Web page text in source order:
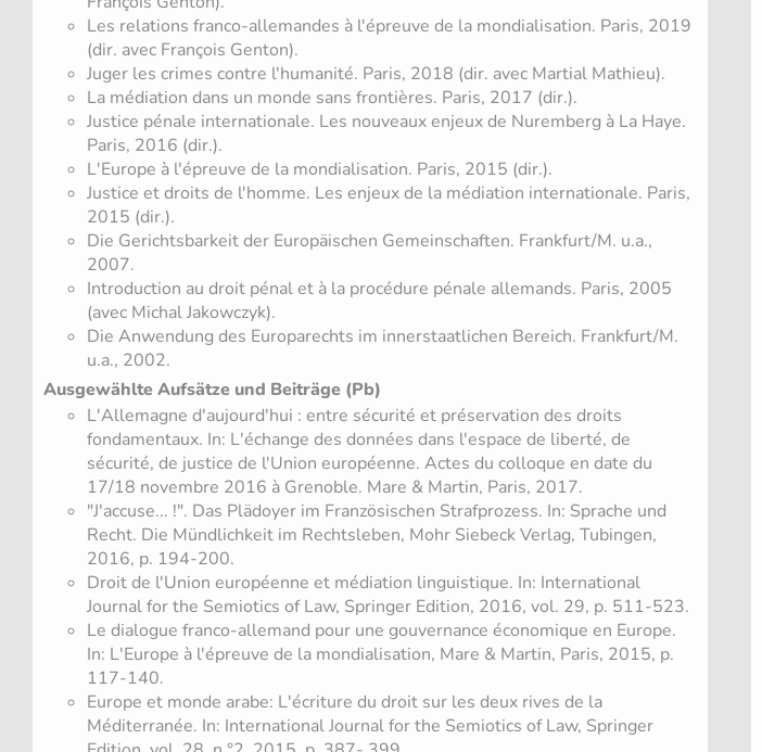
Les relations franco-allemandes à l'épreuve de la mondialisation. Paris, 2019
(dir. avec François Genton).
Juger les crimes contre l'humanité. Paris, 2018 (dir. avec Martial Mathieu).
La médiation dans un monde sans frontières. Paris, 2017 (dir.).
Justice pénale internationale. Les nouveaux enjeux de Nuremberg à La Haye.
Paris, 2016 (dir.).
L'Europe à l'épreuve de la mondialisation. Paris, 2015 (dir.).
Justice et droits de l'homme. Les enjeux de la médiation internationale. Paris,
2015 (dir.).
Die Gerichtsbarkeit der Europäischen Gemeinschaften. Frankfurt/M. u.a.,
2007.
Introduction au droit pénal et à la procédure pénale allemands. Paris, 2005
(avec Michal Jakowczyk).
Die Anwendung des Europarechts im innerstaatlichen Bereich. Frankfurt/M.
u.a., 2002.
Ausgewählte Aufsätze und Beiträge (Pb)
L'Allemagne d'aujourd'hui : entre sécurité et préservation des droits
fondamentaux. In: L'échange des données dans l'espace de liberté, de
sécurité, de justice de l'Union européenne. Actes du colloque en date du
17/18 novembre 2016 à Grenoble. Mare & Martin, Paris, 2017.
"J'accuse... !". Das Plädoyer im Französischen Strafprozess. In: Sprache und
Recht. Die Mündlichkeit im Rechtsleben, Mohr Siebeck Verlag, Tubingen,
2016, p. 194-200.
Droit de l'Union européenne et médiation linguistique. In: International
Journal for the Semiotics of Law, Springer Edition, 2016, vol. 29, p. 511-523.
Le dialogue franco-allemand pour une gouvernance économique en Europe.
In: L'Europe à l'épreuve de la mondialisation, Mare & Martin, Paris, 2015, p.
117-140.
Europe et monde arabe: L'écriture du droit sur les deux rives de la
Méditerranée. In: International Journal for the Semiotics of Law, Springer